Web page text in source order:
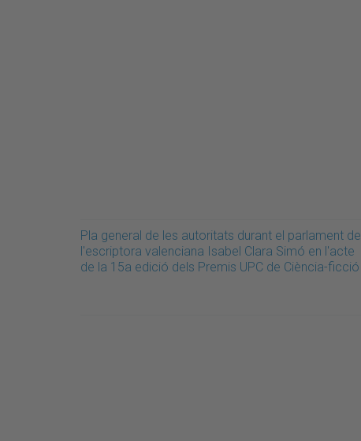
Pla general de les autoritats durant el parlament de
l'escriptora valenciana Isabel Clara Simó en l'acte
de la 15a edició dels Premis UPC de Ciència-ficció